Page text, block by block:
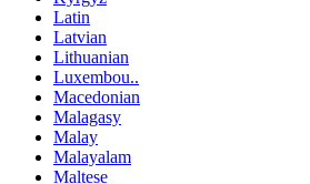
Latin
Latvian
Lithuanian
Luxembou..
Macedonian
Malagasy
Malay
Malayalam
Maltese